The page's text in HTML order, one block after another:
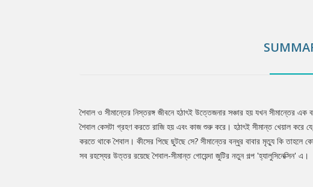
Tab
Article
শৈবাল ও সীমান্তের নিস্তরঙ্গ জীবনে হঠাৎই উত্তেজনার সঞ্চার হয় যখন সীমান্তের
শৈবাল কেসটা গ্রহণ করতে রাজি হয় এবং কাজ শুরু করে। হঠাৎই সীমান্ত খেয়াল করে
করতে থাকে শৈবাল। কীসের পিছে ছুটছে সে? সীমান্তের বন্ধুর বাবার মৃত্যু কি তাহলে
সব রহস্যের উত্তর রয়েছে শৈবাল-সীমান্ত গোয়েন্দা জুটির নতুন গল্প 'হ্যালুসিনেক্সিন' এ।